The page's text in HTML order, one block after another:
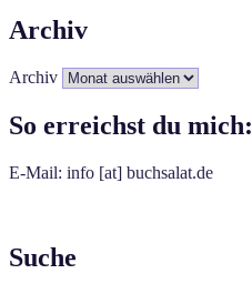
Archiv
Archiv
So erreichst du mich:
E-Mail: info [at] buchsalat.de
Suche